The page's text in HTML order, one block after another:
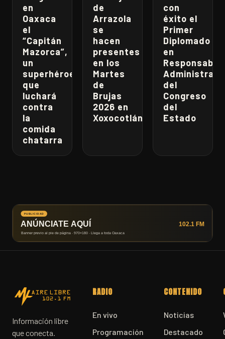
en
Oaxaca
el
“Capitán
Mazorca”,
un
superhéroe
que
luchará
contra
la
comida
chatarra
de
Arrazola
se
hacen
presentes
en los
Martes
de
Brujas
2026 en
Xoxocotlán
con
éxito el
Primer
Diplomado
en
del
Congreso
del
Estado
Información libre
que conecta.
RADIO
En vivo
Programación
CONTENIDO
Noticias
Destacado